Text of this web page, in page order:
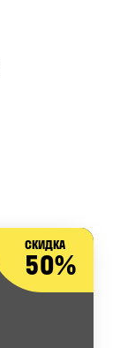
СКИДКА
50%